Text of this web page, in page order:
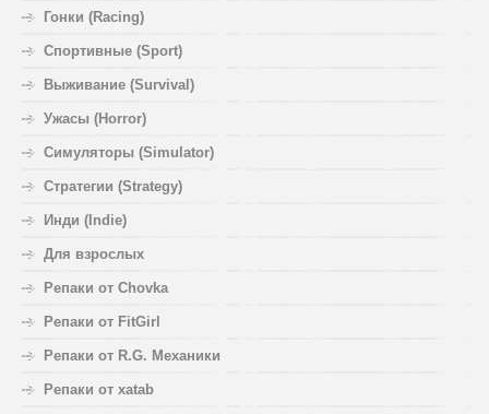
Гонки (Racing)
Спортивные (Sport)
Выживание (Survival)
Ужасы (Horror)
Симуляторы (Simulator)
Стратегии (Strategy)
Инди (Indie)
Для взрослых
Репаки от Chovka
Репаки от FitGirl
Репаки от R.G. Механики
Репаки от xatab